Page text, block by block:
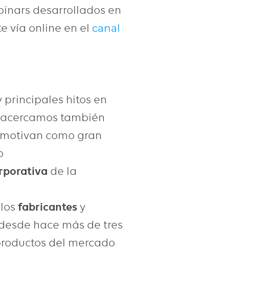
desarrollados en
vía online en el canal
principales hitos en
también
como gran
de la
fabricantes y
hace más de tres
del mercado